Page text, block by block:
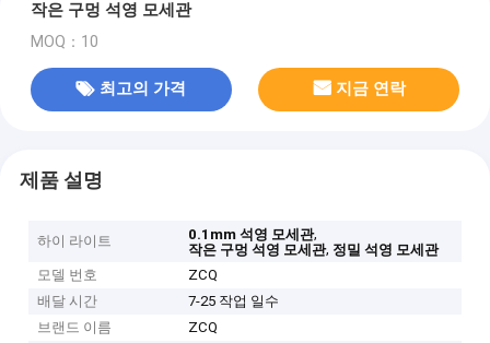
작은 구멍 석영 모세관
MOQ：10
최고의 가격 지금 연락
제품 설명
하이 라이트 0.1mm 석영 모세관,
작은 구멍 석영 모세관, 정밀 석영 모세관
모델 번호
ZCQ
배달 시간
7-25 작업 일수
브랜드 이름
ZCQ